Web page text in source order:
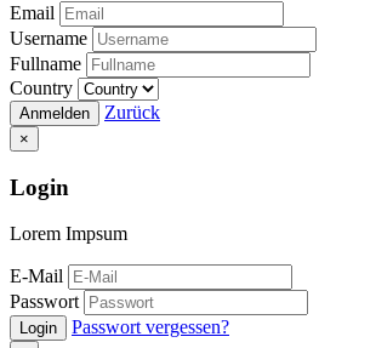
Email
Username
Fullname
Country
Anmelden Zurück
×
Login
Lorem Impsum
E-Mail
Passwort
Login Passwort vergessen?